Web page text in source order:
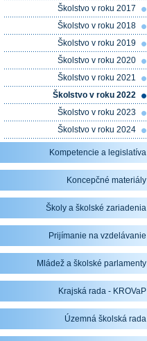
Školstvo v roku 2017
Školstvo v roku 2018
Školstvo v roku 2019
Školstvo v roku 2020
Školstvo v roku 2021
Školstvo v roku 2022
Školstvo v roku 2023
Školstvo v roku 2024
Kompetencie a legislatíva
Koncepčné materiály
Školy a školské zariadenia
Prijímanie na vzdelávanie
Mládež a školské parlamenty
Krajská rada - KROVaP
Územná školská rada